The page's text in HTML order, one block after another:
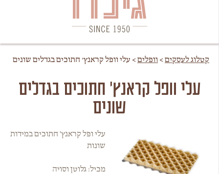
גילרו
קטלוג לעסקים> וופלים> עלי וופל קראנץ׳ חתוכים בגדלים שונים
עלי וופל קראנץ׳ חתוכים בגדלים
שונים
עלי ופל קראנץ' חתוכים במידות
שונות
מכיל: גלוטן וסויה